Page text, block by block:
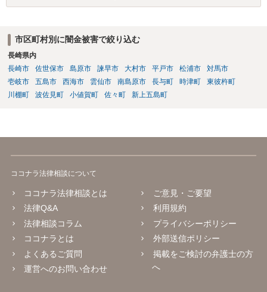
市区町村別に闇金被害で絞り込む
長崎県内
長崎市
佐世保市 島原市 諫早市 大村市 平戸市 松浦市
対馬市
壱岐市
五島市 西海市 雲仙市 南島原市 長与町 時津町
東彼杵町
川棚町
波佐見町 小値賀町 佐々町 新上五島町
ココナラ法律相談について
ココナラ法律相談とは
法律Q&A
法律相談コラム
ココナラとは
よくあるご質問
運営へのお問い合わせ
ご意見・ご要望
利用規約
プライバシーポリシー
外部送信ポリシー
掲載をご検討の弁護士の方
へ